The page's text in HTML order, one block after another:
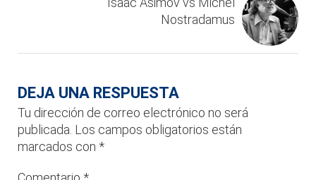
Nostradamus
DEJA UNA RESPUESTA
Tu dirección de correo electrónico no será
publicada. Los campos obligatorios están
marcados con *